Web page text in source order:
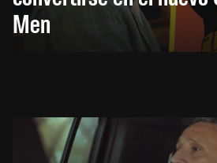
Men